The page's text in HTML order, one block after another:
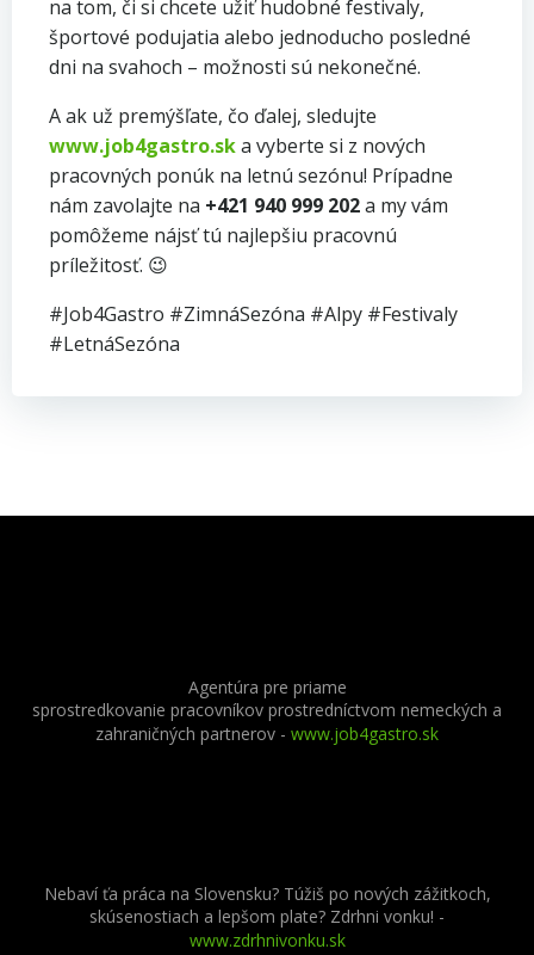
na tom, či si chcete užiť hudobné festivaly,
športové podujatia alebo jednoducho posledné
dni na svahoch – možnosti sú nekonečné.
A ak už premýšľate, čo ďalej, sledujte
www.job4gastro.ska vyberte si z nových
pracovných ponúk na letnú sezónu! Prípadne
nám zavolajte na +421 940 999 202a my vám
pomôžeme nájsť tú najlepšiu pracovnú
príležitosť. 😉
#Job4Gastro #ZimnáSezóna #Alpy #Festivaly
#LetnáSezóna
Agentúra pre priame
sprostredkovanie pracovníkov prostredníctvom nemeckých a
zahraničných partnerov - www.job4gastro.sk
Nebaví ťa práca na Slovensku? Túžiš po nových zážitkoch,
skúsenostiach a lepšom plate? Zdrhni vonku! -
www.zdrhnivonku.sk